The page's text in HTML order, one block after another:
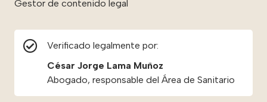
Gestor de contenido legal
Verificado legalmente por:
César Jorge Lama Muñoz
Abogado, responsable del Área de Sanitario